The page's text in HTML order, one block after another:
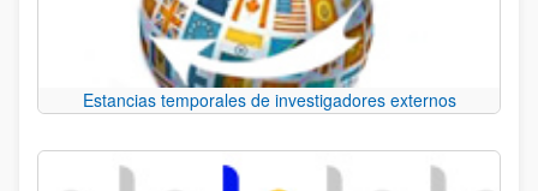
Estancias temporales de investigadores externos